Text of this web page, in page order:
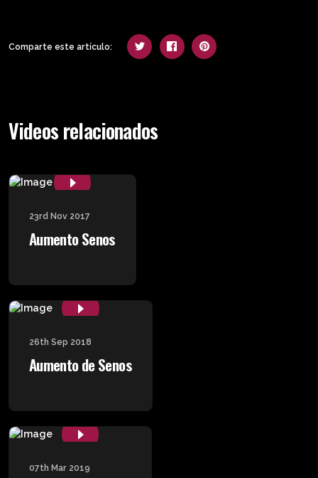
Comparte este artículo:
Videos relacionados
23rd Nov 2017
Aumento Senos
26th Sep 2018
Aumento de Senos
07th Mar 2019